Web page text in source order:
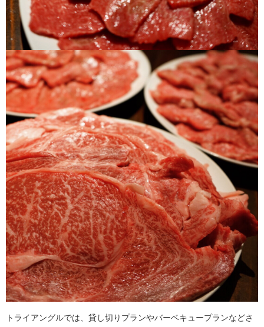
トライアングルでは、貸し切りプランやバーベキュープランなどさ